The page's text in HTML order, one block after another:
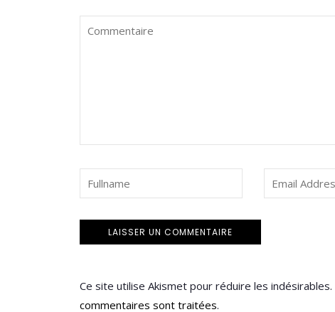
Ce site utilise Akismet pour réduire les indésirables.
commentaires sont traitées.